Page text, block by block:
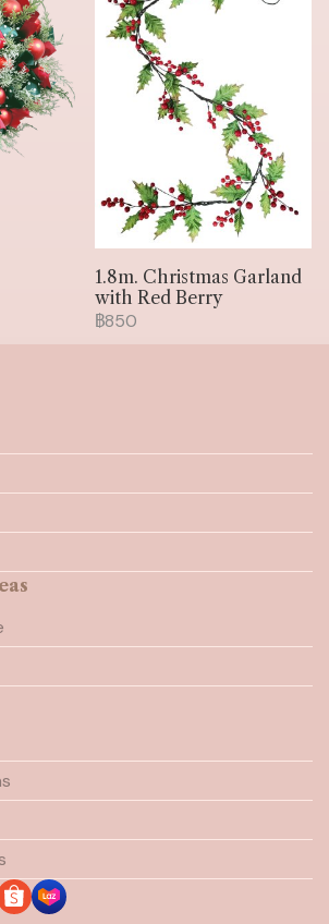
1.8m. Christmas Garland
with Red Berry
฿850